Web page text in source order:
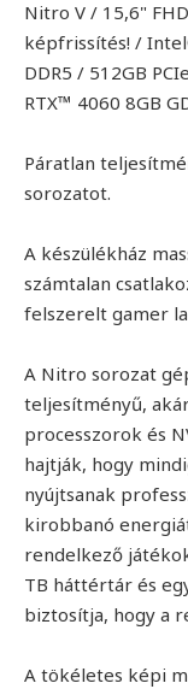
Nitro V / 15,6"
képfrissítés! /
DDR5 / 512GB
RTX™ 4060 8GB
Páratlan
sorozatot.
A készülékház
számtalan
felszerelt gamer
A Nitro sorozat
teljesítményű,
processzorok és
hajtják, hogy
nyújtsanak
kirobbanó
rendelkező
TB háttértár és
biztosítja, hogy a
A tökéletes képi